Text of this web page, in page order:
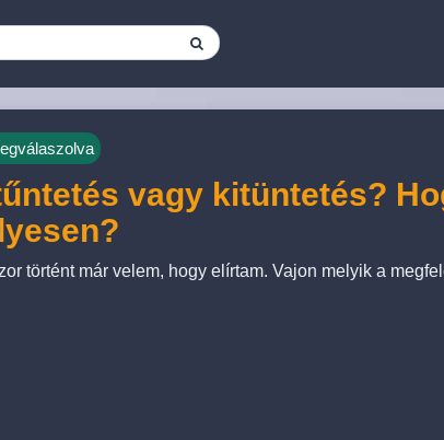
vagy kitüntetés?
történt már velem, hogy elírtam. Vajon melyik a